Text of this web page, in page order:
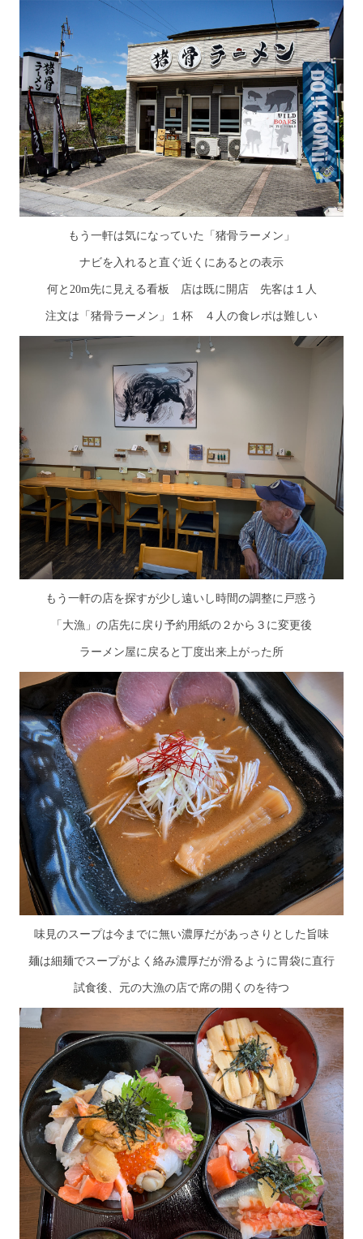
もう一軒は気になっていた「猪骨ラーメン」
ナビを入れると直ぐ近くにあるとの表示
何と20m先に見える看板 店は既に開店 先客は１人
注文は「猪骨ラーメン」１杯 ４人の食レポは難しい
もう一軒の店を探すが少し遠いし時間の調整に戸惑う
「大漁」の店先に戻り予約用紙の２から３に変更後
ラーメン屋に戻ると丁度出来上がった所
味見のスープは今までに無い濃厚だがあっさりとした旨味
麺は細麺でスープがよく絡み濃厚だが滑るように胃袋に直行
試食後、元の大漁の店で席の開くのを待つ